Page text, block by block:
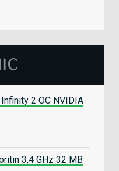
2 OC NVIDIA
3,4 GHz 32 MB